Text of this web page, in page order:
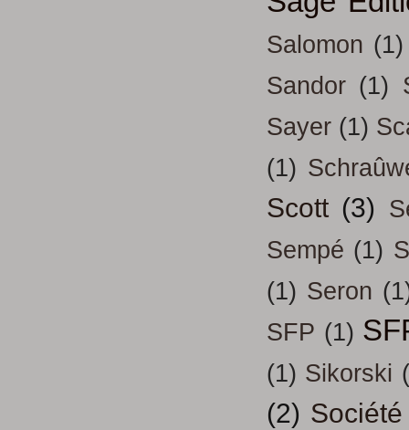
Salomon (1)
Sandor (1)
Sayer (1)
(1)
Scott (3)
Sempé (1)
(1) Seron
SFP (1)
(1) Sikorski
(2) Société